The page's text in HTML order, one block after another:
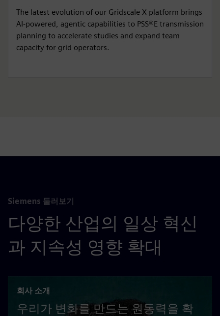
The latest evolution of our Gridscale X platform brings
AI-powered, agentic capabilities to PSS®E transmission
planning to accelerate studies and expand team
capacity for grid operators.
Siemens 둘러보기
다양한 산업의 일상 혁신
과 지속성 영향 확대
회사 소개
우리가 변화를 만드는 원동력을 확